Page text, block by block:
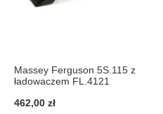
Massey Ferguson 5S.115 z
ładowaczem FL.4121
462,00 zł